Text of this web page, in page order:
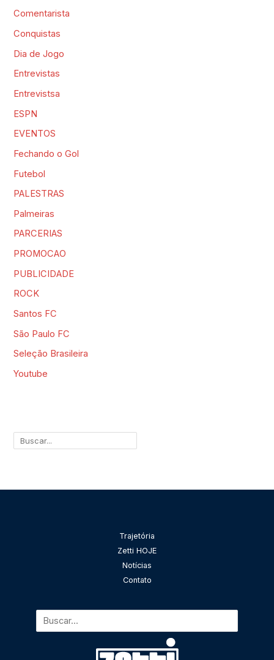
Comentarista
Conquistas
Dia de Jogo
Entrevistas
Entrevistsa
ESPN
EVENTOS
Fechando o Gol
Futebol
PALESTRAS
Palmeiras
PARCERIAS
PROMOCAO
PUBLICIDADE
ROCK
Santos FC
São Paulo FC
Seleção Brasileira
Youtube
Trajetória
Zetti HOJE
Notícias
Contato
Pesquisar